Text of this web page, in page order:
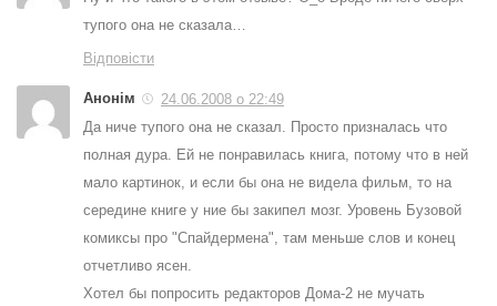
тупого она не сказала…
Відповісти
Анонім
24.06.2008 о 22:49
Да ниче тупого она не сказал. Просто призналась что
полная дура. Ей не понравилась книга, потому что в ней
мало картинок, и если бы она не видела фильм, то на
середине книге у ние бы закипел мозг. Уровень Бузовой
комиксы про "Спайдермена", там меньше слов и конец
отчетливо ясен.
Хотел бы попросить редакторов Дома-2 не мучать